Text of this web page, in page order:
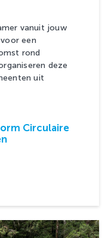
vanuit jouw
een
rond
deze
uit
Circulaire